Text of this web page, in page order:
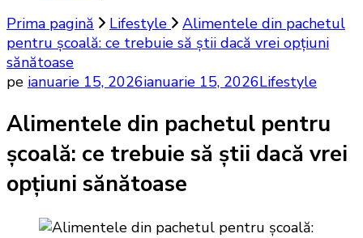
Prima pagină
Lifestyle
Alimentele din pachetul
pentru școală: ce trebuie să știi dacă vrei opțiuni
sănătoase
pe ianuarie 15, 2026ianuarie 15, 2026Lifestyle
Alimentele din pachetul pentru
școală: ce trebuie să știi dacă vrei
opțiuni sănătoase